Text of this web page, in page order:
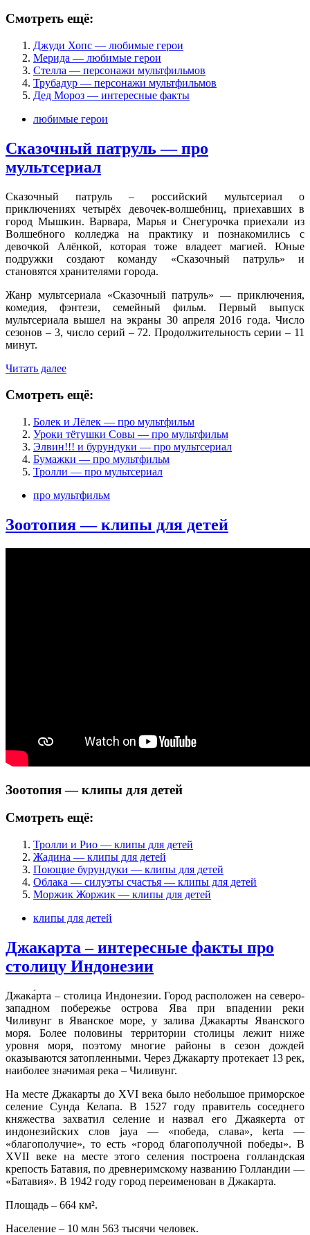
Смотреть ещё:
Джуди Хопс — любимые герои
Мерида — любимые герои
Стелла — персонажи мультфильмов
Трубадур — персонажи мультфильмов
Дед Мороз — интересные факты
любимые герои
Сказочный патруль — про
мультсериал
Сказочный патруль – российский мультсериал о
приключениях четырёх девочек-волшебниц, приехавших в
город Мышкин. Варвара, Марья и Снегурочка приехали из
Волшебного колледжа на практику и познакомились с
девочкой Алёнкой, которая тоже владеет магией. Юные
подружки создают команду «Сказочный патруль» и
становятся хранителями города.
Жанр мультсериала «Сказочный патруль» — приключения,
комедия, фэнтези, семейный фильм. Первый выпуск
мультсериала вышел на экраны 30 апреля 2016 года. Число
сезонов – 3, число серий – 72. Продолжительность серии – 11
минут.
Читать далее
Смотреть ещё:
Болек и Лёлек — про мультфильм
Уроки тётушки Совы — про мультфильм
Элвин!!! и бурундуки — про мультсериал
Бумажки — про мультфильм
Тролли — про мультсериал
про мультфильм
Зоотопия — клипы для детей
Зоотопия — клипы для детей
Смотреть ещё:
Тролли и Рио — клипы для детей
Жадина — клипы для детей
Поющие бурундуки — клипы для детей
Облака — силуэты счастья — клипы для детей
Моржик Жоржик — клипы для детей
клипы для детей
Джакарта – интересные факты про
столицу Индонезии
Джака́рта – столица Индонезии. Город расположен на северо-
западном побережье острова Ява при впадении реки
Чиливунг в Яванское море, у залива Джакарты Яванского
моря. Более половины территории столицы лежит ниже
уровня моря, поэтому многие районы в сезон дождей
оказываются затопленными. Через Джакарту протекает 13 рек,
наиболее значимая река – Чиливунг.
На месте Джакарты до XVI века было небольшое приморское
селение Сунда Келапа. В 1527 году правитель соседнего
княжества захватил селение и назвал его Джаякерта от
индонезийских слов jaya — «победа, слава», kerta —
«благополучие», то есть «город благополучной победы». В
XVII веке на месте этого селения построена голландская
крепость Батавия, по древнеримскому названию Голландии —
«Батавия». В 1942 году город переименован в Джакарта.
Площадь – 664 км².
Население – 10 млн 563 тысячи человек.